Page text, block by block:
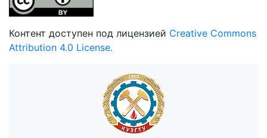
Контент доступен под лицензией Creative Commons
Attribution 4.0 License.